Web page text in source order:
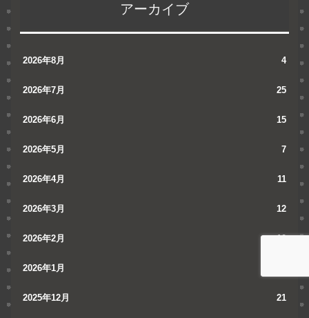
アーカイブ
2026年8月 4
2026年7月 25
2026年6月 15
2026年5月 7
2026年4月 11
2026年3月 12
2026年2月 10
2026年1月
2025年12月 21